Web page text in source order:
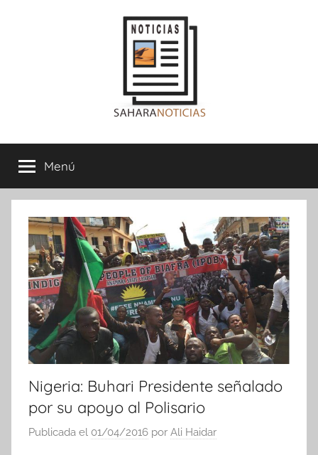
Sahara
Noticias
Menú
Nigeria: Buhari Presidente señalado
por su apoyo al Polisario
Publicada el 01/04/2016 por Ali Haidar